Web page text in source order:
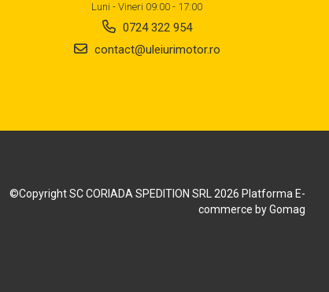
Luni - Vineri 09:00 - 17:00
0724 322 954
contact@uleiurimotor.ro
©Copyright SC CORIADA SPEDITION SRL 2026 Platforma E-
commerce by Gomag